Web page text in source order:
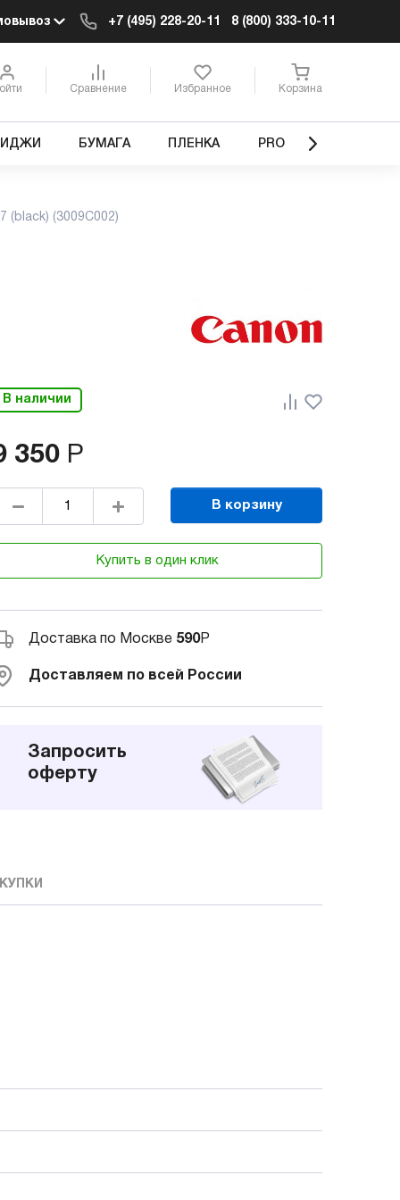
+7 (495) 228-20-11 8 (800) 333-10-11
Сравнение Избранное Корзина
БУМАГА ПЛЕНКА PRO
(black) (3009C002)
В наличии
350 Р
В корзину
Купить в один клик
Доставка по Москве 590Р
Доставляем по всей России
Запросить
оферту